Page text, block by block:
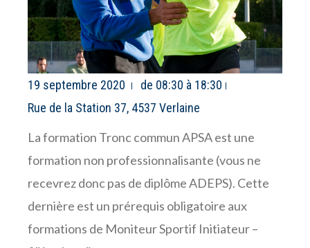
19 septembre 2020
de 08:30 à 18:30
Rue de la Station 37, 4537 Verlaine
La formation Tronc commun APSA est une
formation non professionnalisante (vous ne
recevrez donc pas de diplôme ADEPS). Cette
dernière est un prérequis obligatoire aux
formations de Moniteur Sportif Initiateur –